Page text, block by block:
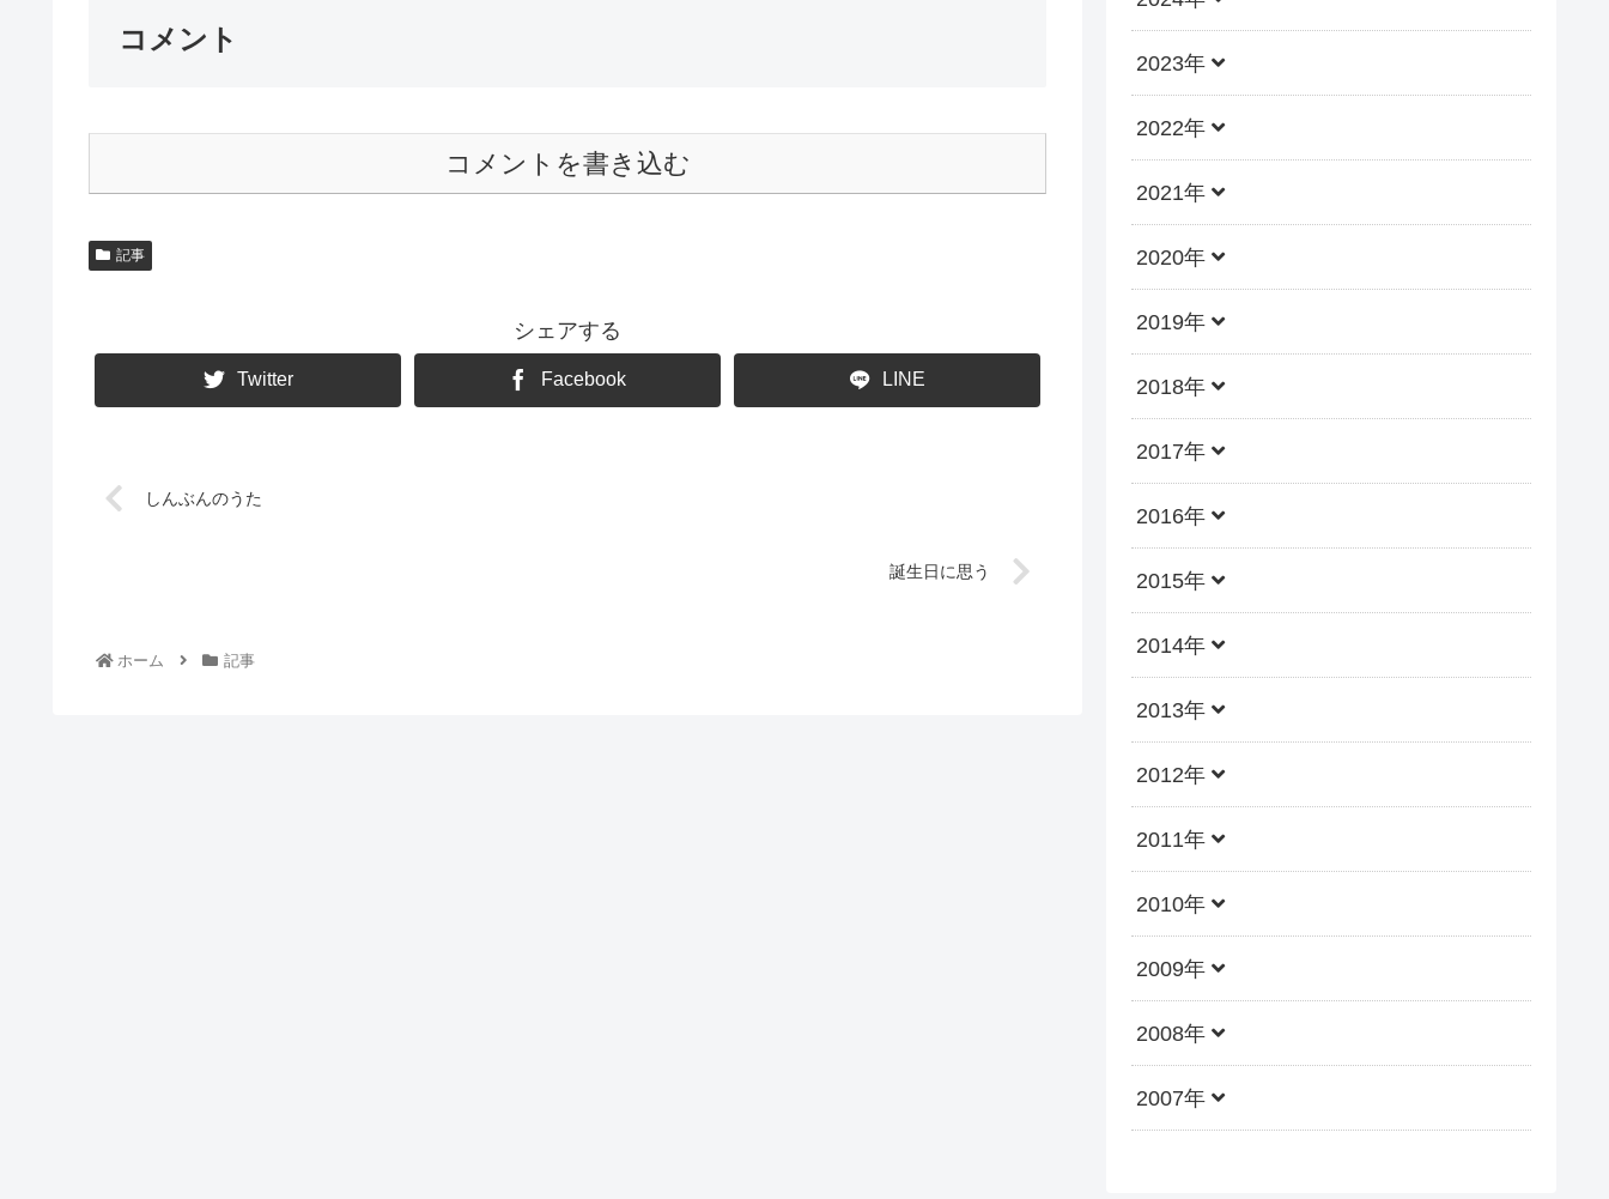
コメント
コメントを書き込む
記事
シェアする
Twitter Facebook LINE
しんぶんのうた
誕生日に思う
ホーム 記事
2023年
2022年
2021年
2020年
2019年
2018年
2017年
2016年
2015年
2014年
2013年
2012年
2011年
2010年
2009年
2008年
2007年